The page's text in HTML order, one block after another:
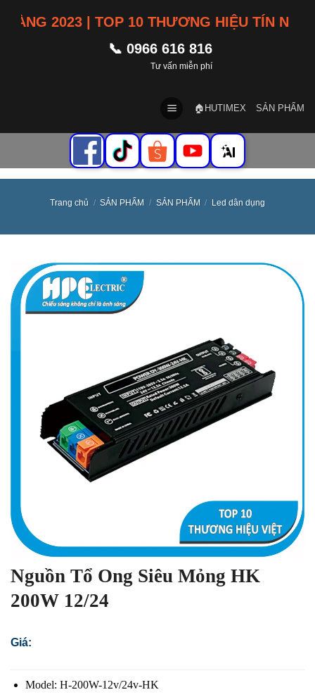
2023 | TOP 10 THƯƠNG HIỆU TÍN NHIỆM
📞 0966 616 816
Tư vấn miễn phí
🏠HUTIMEX SẢN PHẨM
Trang chủ / SẢN PHẨM / SẢN PHẨM / Led dân dụng
Nguồn Tổ Ong Siêu Mỏng HK
200W 12/24
Giá:
Model: H-200W-12v/24v-HK